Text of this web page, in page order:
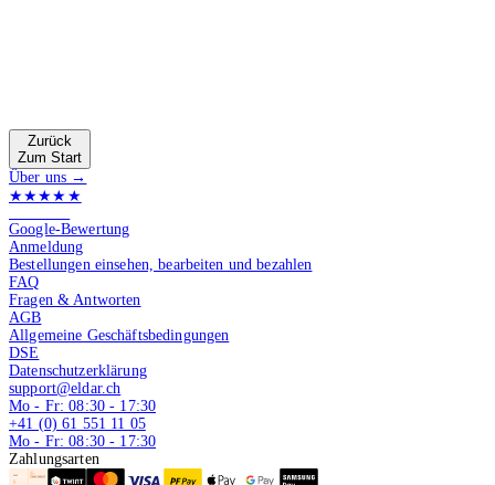
Zurück
Zum Start
Über uns →
★★★★★
Google-Bewertung
Anmeldung
Bestellungen einsehen, bearbeiten und bezahlen
FAQ
Fragen & Antworten
AGB
Allgemeine Geschäftsbedingungen
DSE
Datenschutzerklärung
support@eldar.ch
Mo - Fr: 08:30 - 17:30
+41 (0) 61 551 11 05
Mo - Fr: 08:30 - 17:30
Zahlungsarten